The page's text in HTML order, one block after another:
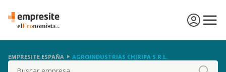
EMPRESITE ESPAÑA AGROINDUSTRIAS CHIRIPA S.R.L.
Buscar